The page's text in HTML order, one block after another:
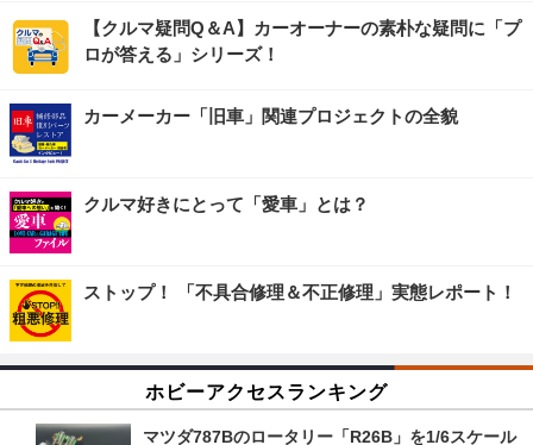
【クルマ疑問Q＆A】カーオーナーの素朴な疑問に「プ
ロが答える」シリーズ！
カーメーカー「旧車」関連プロジェクトの全貌
クルマ好きにとって「愛車」とは？
ストップ！ 「不具合修理＆不正修理」実態レポート！
ホビーアクセスランキング
マツダ787Bのロータリー「R26B」を1/6スケール